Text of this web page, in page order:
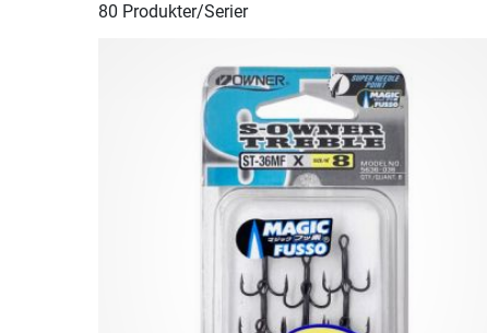
80 Produkter/Serier